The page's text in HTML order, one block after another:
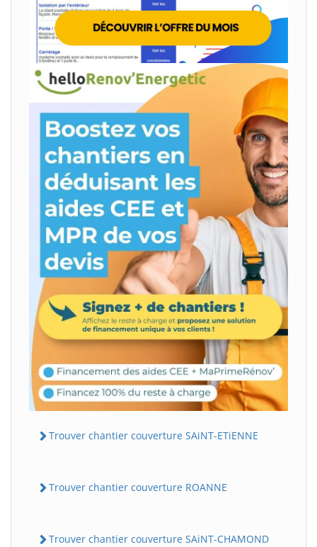
Trouver chantier couverture SAiNT-ETiENNE
Trouver chantier couverture ROANNE
Trouver chantier couverture SAiNT-CHAMOND